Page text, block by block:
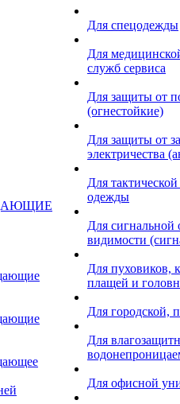
Для спецодежды
Для
служб сервиса
Для защиты от
(огнестойкие)
Для защиты от
электричества
Для
одежды
Для
видимости
Для пуховиков,
плащей и
Для городской,
Для
Для офисной